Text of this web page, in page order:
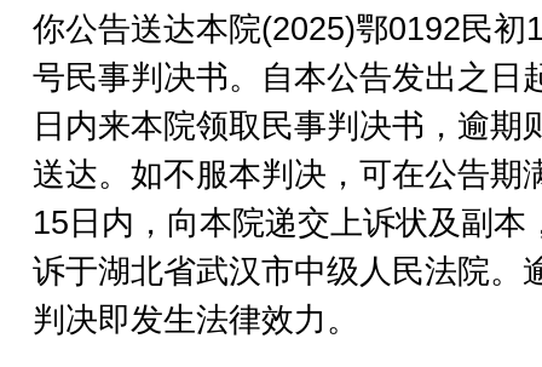
你公告送达本院(2025)鄂0192民初
号民事判决书。自本公告发出之日
日内来本院领取民事判决书，逾期
送达。如不服本判决，可在公告期
15日内，向本院递交上诉状及副本
诉于湖北省武汉市中级人民法院。
判决即发生法律效力。